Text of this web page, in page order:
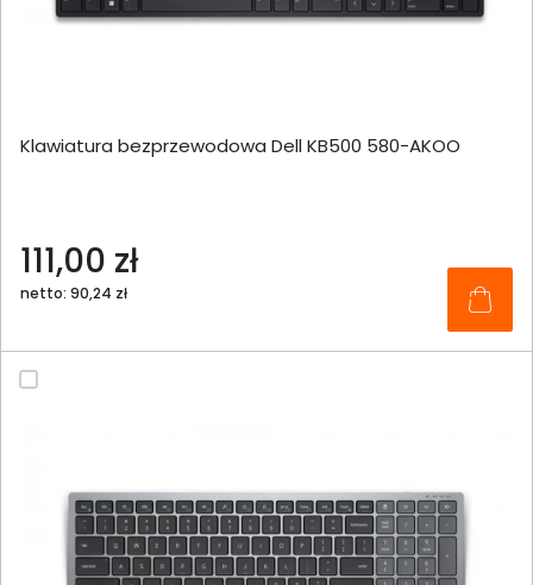
Klawiatura bezprzewodowa Dell KB500 580-AKOO
111,00 zł
netto: 90,24 zł